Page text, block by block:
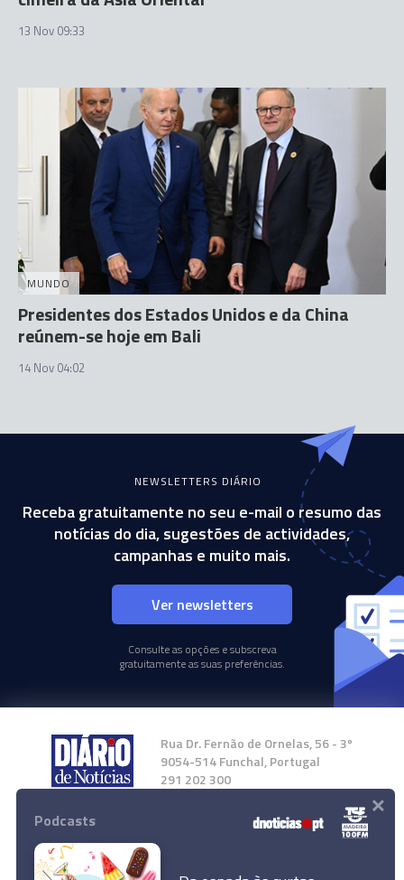
13 Nov 09:33
MUNDO
Presidentes dos Estados Unidos e da China
reúnem-se hoje em Bali
14 Nov 04:02
NEWSLETTERS DIÁRIO
Receba gratuitamente no seu e-mail o resumo das
notícias do dia, sugestões de actividades,
campanhas e muito mais.
Ver newsletters
Consulte as opções e subscreva
gratuitamente as suas preferências.
Rua Dr. Fernão de Ornelas, 56 - 3º
9054-514 Funchal, Portugal
291 202 300
Instale a nossa App
Podcasts ×